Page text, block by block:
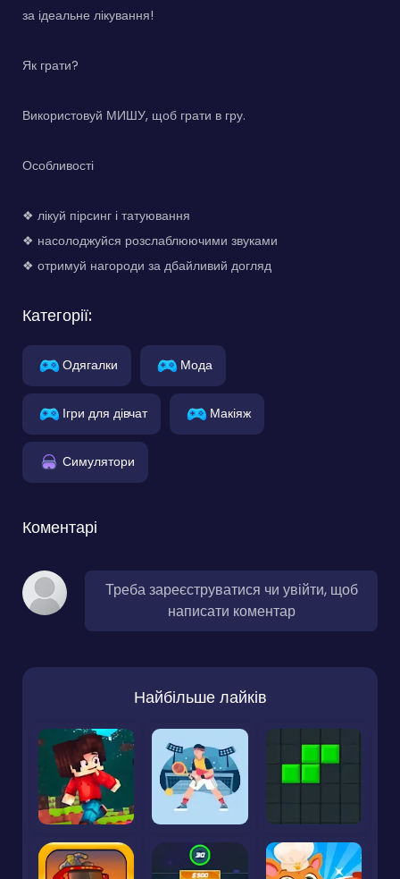
за ідеальне лікування!
Як грати?
Використовуй МИШУ, щоб грати в гру.
Особливості
❖ лікуй пірсинг і татуювання
❖ насолоджуйся розслаблюючими звуками
❖ отримуй нагороди за дбайливий догляд
Категорії:
Одягалки Мода
Ігри для дівчат Макіяж
Симулятори
Коментарі
Треба зареєструватися чи увійти, щоб
написати коментар
Найбільше лайків